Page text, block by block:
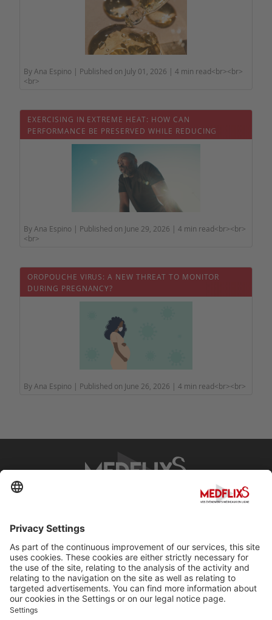
By Ana Espino | Published on July 01, 2026 | 4 min read<br><br>
<br>
EXERCISING IN EXTREME HEAT: HOW CAN
PERFORMANCE BE PRESERVED WHILE REDUCING
HEALTH RISKS?
By Ana Espino | Published on June 29, 2026 | 4 min read<br><br>
<br>
OROPOUCHE VIRUS: A NEW THREAT TO MONITOR
DURING PREGNANCY?
By Ana Espino | Published on June 26, 2026 | 4 min read<br><br>
Contact
Terms and Conditions